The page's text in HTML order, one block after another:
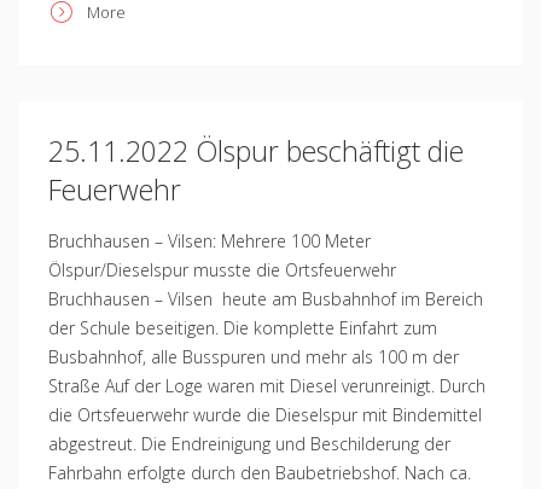
More
25.11.2022 Ölspur beschäftigt die
Feuerwehr
Bruchhausen – Vilsen: Mehrere 100 Meter
Ölspur/Dieselspur musste die Ortsfeuerwehr
Bruchhausen – Vilsen heute am Busbahnhof im Bereich
der Schule beseitigen. Die komplette Einfahrt zum
Busbahnhof, alle Busspuren und mehr als 100 m der
Straße Auf der Loge waren mit Diesel verunreinigt. Durch
die Ortsfeuerwehr wurde die Dieselspur mit Bindemittel
abgestreut. Die Endreinigung und Beschilderung der
Fahrbahn erfolgte durch den Baubetriebshof. Nach ca.